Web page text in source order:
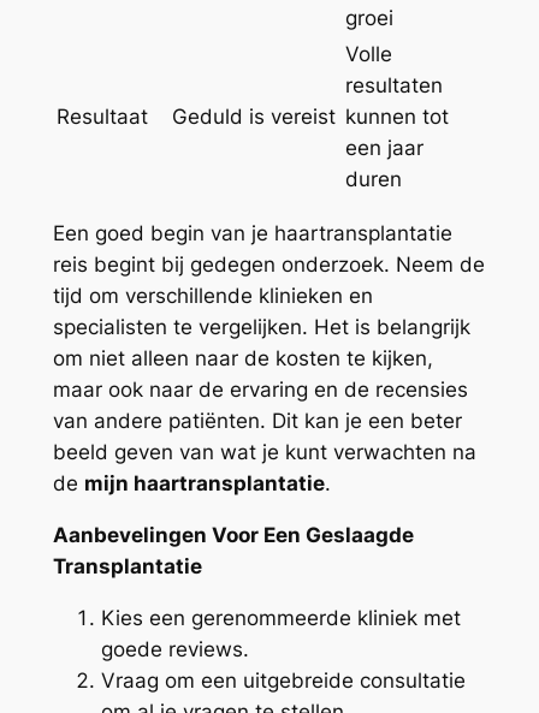
groei
Resultaat Geduld is vereist
Volle
resultaten
kunnen tot
een jaar
duren
Een goed begin van je haartransplantatie
reis begint bij gedegen onderzoek. Neem de
tijd om verschillende klinieken en
specialisten te vergelijken. Het is belangrijk
om niet alleen naar de kosten te kijken,
maar ook naar de ervaring en de recensies
van andere patiënten. Dit kan je een beter
beeld geven van wat je kunt verwachten na
de mijn haartransplantatie.
Aanbevelingen Voor Een Geslaagde
Transplantatie
Kies een gerenommeerde kliniek met
goede reviews.
Vraag om een uitgebreide consultatie